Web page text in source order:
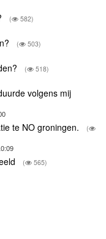
( 582)
( 503)
( 518)
volgens mij
te NO groningen.
(
( 565)